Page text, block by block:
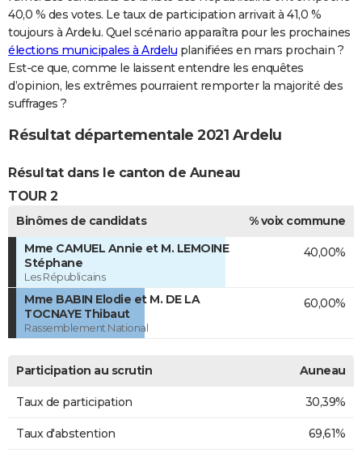
40,0 % des votes. Le taux de participation arrivait à 41,0 %
toujours à Ardelu. Quel scénario apparaîtra pour les prochaines
élections municipales à Ardelu planifiées en mars prochain ?
Est-ce que, comme le laissent entendre les enquêtes
d’opinion, les extrêmes pourraient remporter la majorité des
suffrages ?
Résultat départementale 2021 Ardelu
Résultat dans le canton de Auneau
TOUR 2
Binômes de candidats
% voix commune
Mme CAMUEL Annie et M. LEMOINE
Stéphane
Les Républicains
40,00%
Mme BABIN Elodie et M. DE LA
TOCNAYE Thibaut
Rassemblement National
60,00%
Participation au scrutin Auneau
Taux de participation 30,39%
Taux d'abstention 69,61%